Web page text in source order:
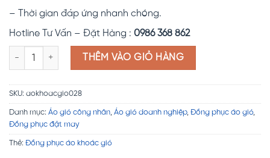
– Thời gian đáp ứng nhanh chóng.
Hotline Tư Vấn – Đặt Hàng : 0986 368 862
Đồng phục áo khoác gió Kazudo số lượng
THÊM VÀO GIỎ HÀNG
SKU: aokhoacgio028
Danh mục: Áo gió công nhân, Áo gió doanh nghiệp, Đồng phục áo gió,
Đồng phục đặt may
Thẻ: Đồng phục áo khoác gió